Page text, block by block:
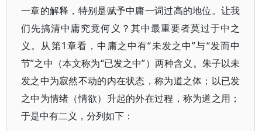
一章的解释，特别是赋予中庸一词过高的地位。让我
们先搞清中庸究竟何义？其中最重要者莫过于中之
义。从第1章看，中庸之中有“未发之中”与“发而中
节”之中（本文称为“已发之中”）两种含义。朱子以未
发之中为寂然不动的内在状态，称为道之体；以已发
之中为情绪（情欲）升起的外在过程，称为道之用；
于是中有二义，分列如下：